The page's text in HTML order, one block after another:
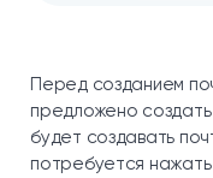
Перед созданием
предложено
будет создавать
потребуется